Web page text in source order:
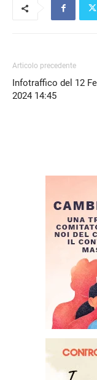
Articolo precedente
Infotraffico del 12
2024 14:45